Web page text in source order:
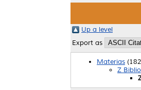
Up a level
Export as
Materias
Z